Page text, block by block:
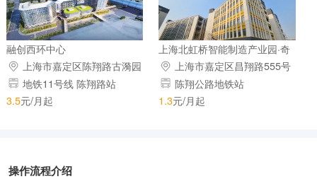
融创西环中心
上海市嘉定区陈翔路古漪园
路 地铁11号线 陈翔路站
3.5元/月起
上海北虹桥智能制造产业园·奇
兴科创园
上海市嘉定区昌翔路555号
陈翔公路地铁站
1.3元/月起
操作流程介绍